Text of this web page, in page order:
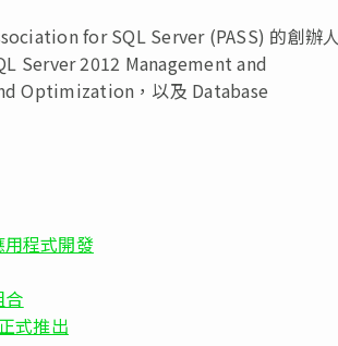
for SQL Server (PASS) 的創辦人
Server 2012 Management and
Optimization，以及 Database
程式開發
合
式推出